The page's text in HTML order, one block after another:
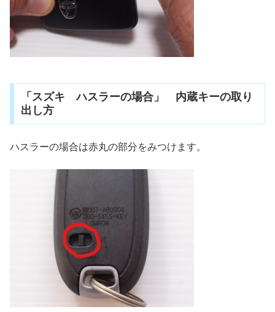
「スズキ ハスラーの場合」 内蔵キーの取り
出し方
ハスラーの場合は赤丸の部分をみつけます。